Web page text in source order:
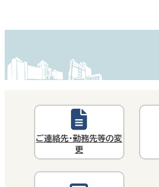
ご連絡先・勤務先等の変
更